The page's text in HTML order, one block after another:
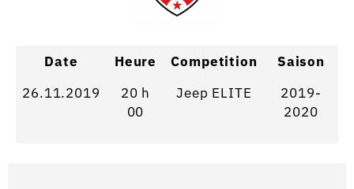
Date Heure Competition
Saison
26.11.2019
20 h
00
Jeep ELITE
2019-
2020